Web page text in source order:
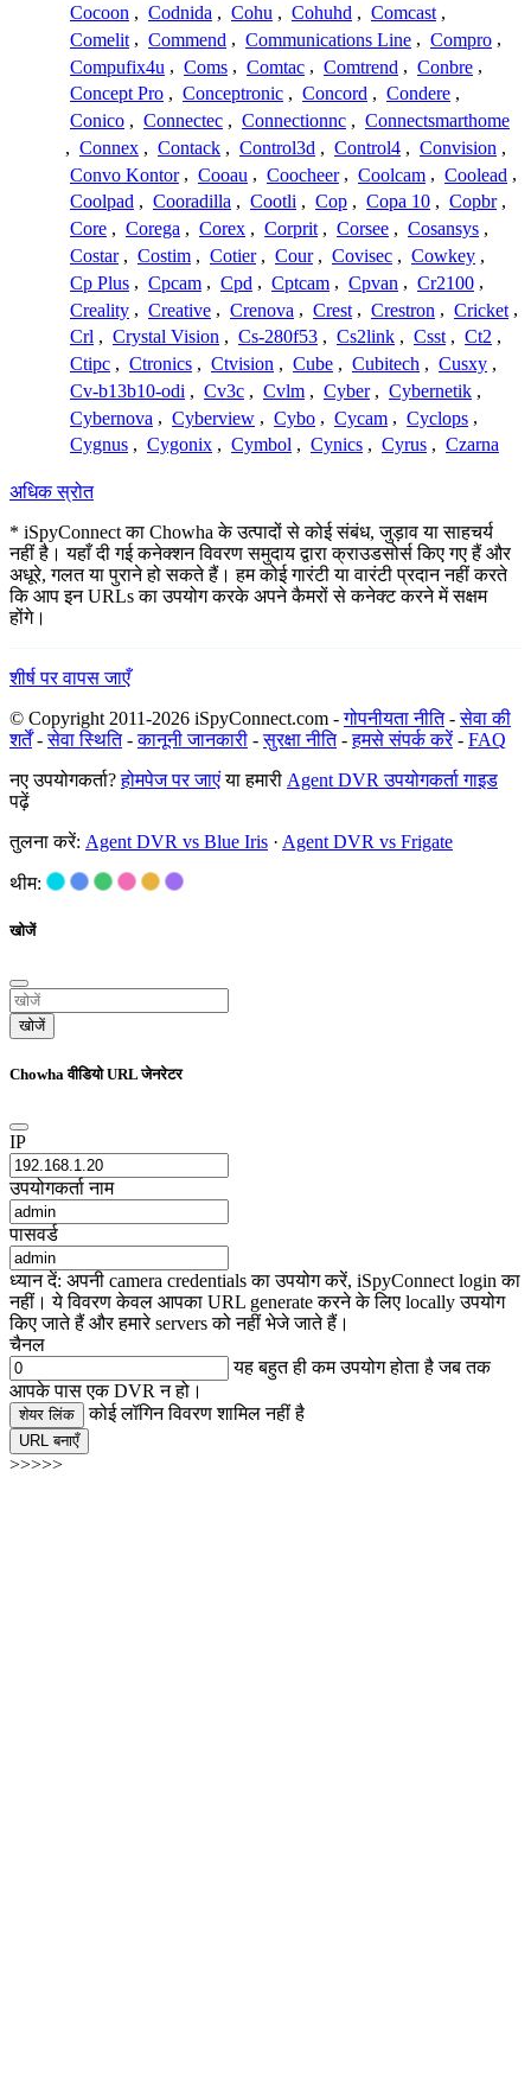
Cocoon , Codnida , Cohu , Cohuhd , Comcast ,
Comelit , Commend , Communications Line , Compro ,
Compufix4u , Coms , Comtac , Comtrend , Conbre ,
Concept Pro , Conceptronic , Concord , Condere ,
Conico , Connectec , Connectionnc , Connectsmarthome
, Connex , Contack , Control3d , Control4 , Convision ,
Convo Kontor , Cooau , Coocheer , Coolcam , Coolead ,
Coolpad , Cooradilla , Cootli , Cop , Copa 10 , Copbr ,
Core , Corega , Corex , Corprit , Corsee , Cosansys ,
Costar , Costim , Cotier , Cour , Covisec , Cowkey ,
Cp Plus , Cpcam , Cpd , Cptcam , Cpvan , Cr2100 ,
Creality , Creative , Crenova , Crest , Crestron , Cricket ,
Crl , Crystal Vision , Cs-280f53 , Cs2link , Csst , Ct2 ,
Ctipc , Ctronics , Ctvision , Cube , Cubitech , Cusxy ,
Cv-b13b10-odi , Cv3c , Cvlm , Cyber , Cybernetik ,
Cybernova , Cyberview , Cybo , Cycam , Cyclops ,
Cygnus , Cygonix , Cymbol , Cynics , Cyrus , Czarna
अधिक स्रोत
* iSpyConnect का Chowha के उत्पादों से कोई संबंध, जुड़ाव या साहचर्य
नहीं है। यहाँ दी गई कनेक्शन विवरण समुदाय द्वारा क्राउडसोर्स किए गए हैं और
अधूरे, गलत या पुराने हो सकते हैं। हम कोई गारंटी या वारंटी प्रदान नहीं करते
कि आप इन URLs का उपयोग करके अपने कैमरों से कनेक्ट करने में सक्षम
होंगे।
शीर्ष पर वापस जाएँ
© Copyright 2011-2026 iSpyConnect.com -गोपनीयता नीति-सेवा की
शर्तें-सेवा स्थिति-कानूनी जानकारी -सुरक्षा नीति-हमसे संपर्क करें- FAQ
नए उपयोगकर्ता?होमपेज पर जाएंया हमारी Agent DVR उपयोगकर्ता गाइड
पढ़ें
तुलना करें: Agent DVR vs Blue Iris · Agent DVR vs Frigate
थीम:
खोजें
खोजें
Chowha वीडियो URL जेनरेटर
IP
उपयोगकर्ता नाम
पासवर्ड
ध्यान दें: अपनी camera credentials का उपयोग करें, iSpyConnect login का
नहीं। ये विवरण केवल आपका URL generate करने के लिए locally उपयोग
किए जाते हैं और हमारे servers को नहीं भेजे जाते हैं।
चैनल
यह बहुत ही कम उपयोग होता है जब तक
आपके पास एक DVR न हो।
शेयर लिंक कोई लॉगिन विवरण शामिल नहीं है
URL बनाएँ
>>>>>